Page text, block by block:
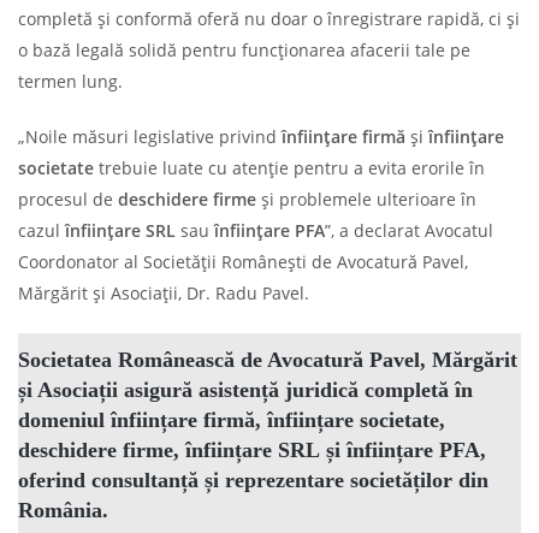
completă și conformă oferă nu doar o înregistrare rapidă, ci și
o bază legală solidă pentru funcționarea afacerii tale pe
termen lung.
„Noile măsuri legislative privindînființare firmă șiînființare
societate trebuie luate cu atenție pentru a evita erorile în
procesul de deschidere firme și problemele ulterioare în
cazulînființare SRL sauînființare PFA”, a declarat Avocatul
Coordonator al Societății Românești de Avocatură Pavel,
Mărgărit și Asociații, Dr. Radu Pavel.
Societatea Românească de Avocatură Pavel, Mărgărit
și Asociații asigură asistență juridică completă în
domeniulînființare firmă, înființare societate,
deschidere firme, înființare SRL șiînființare PFA,
oferind consultanță și reprezentare societăților din
România.